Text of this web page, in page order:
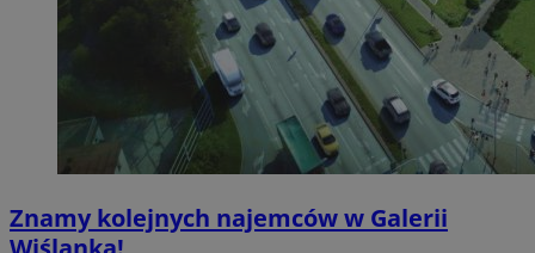
Znamy kolejnych najemców w Galerii